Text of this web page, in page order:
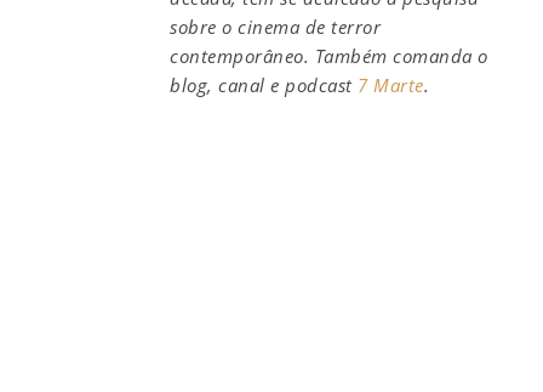
sobre o cinema de terror
contemporâneo. Também comanda o
blog, canal e podcast 7 Marte.